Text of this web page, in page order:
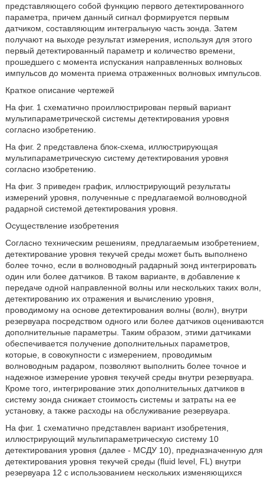
представляющего собой функцию первого детектированного
параметра, причем данный сигнал формируется первым
датчиком, составляющим интегральную часть зонда. Затем
получают на выходе результат измерения, используя для этого
первый детектированный параметр и количество времени,
прошедшего с момента испускания направленных волновых
импульсов до момента приема отраженных волновых импульсов.
Краткое описание чертежей
На фиг. 1 схематично проиллюстрирован первый вариант
мультипараметрической системы детектирования уровня
согласно изобретению.
На фиг. 2 представлена блок-схема, иллюстрирующая
мультипараметрическую систему детектирования уровня
согласно изобретению.
На фиг. 3 приведен график, иллюстрирующий результаты
измерений уровня, полученные с предлагаемой волноводной
радарной системой детектирования уровня.
Осуществление изобретения
Согласно техническим решениям, предлагаемым изобретением,
детектирование уровня текучей среды может быть выполнено
более точно, если в волноводный радарный зонд интегрировать
один или более датчиков. В таком варианте, в добавление к
передаче одной направленной волны или нескольких таких волн,
детектированию их отражения и вычислению уровня,
проводимому на основе детектирования волны (волн), внутри
резервуара посредством одного или более датчиков оцениваются
дополнительные параметры. Таким образом, этими датчиками
обеспечивается получение дополнительных параметров,
которые, в совокупности с измерением, проводимым
волноводным радаром, позволяют выполнить более точное и
надежное измерение уровня текучей среды внутри резервуара.
Кроме того, интегрирование этих дополнительных датчиков в
систему зонда снижает стоимость системы и затраты на ее
установку, а также расходы на обслуживание резервуара.
На фиг. 1 схематично представлен вариант изобретения,
иллюстрирующий мультипараметрическую систему 10
детектирования уровня (далее - МСДУ 10), предназначенную для
детектирования уровня текучей среды (fluid level, FL) внутри
резервуара 12 с использованием нескольких изменяющихся